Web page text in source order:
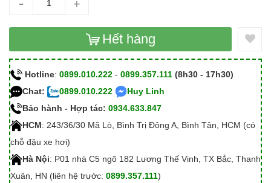
+
Hết hàng
Hotline: 0899.010.222 - 0899.357.111 (8h30 - 17h30)
Chat:
0899.010.222
Huy Linh
Bảo hành - Hợp tác: 0934.633.847
HCM: 243/36/30 Mã Lò, Bình Trị Đông A, Bình Tân, HCM (có
chỗ đậu xe hơi)
Hà Nội: P01 nhà C5 ngõ 182 Lương Thế Vinh, TX Bắc, Thanh
Xuân, HN (liên hệ trước: 0899.357.111)